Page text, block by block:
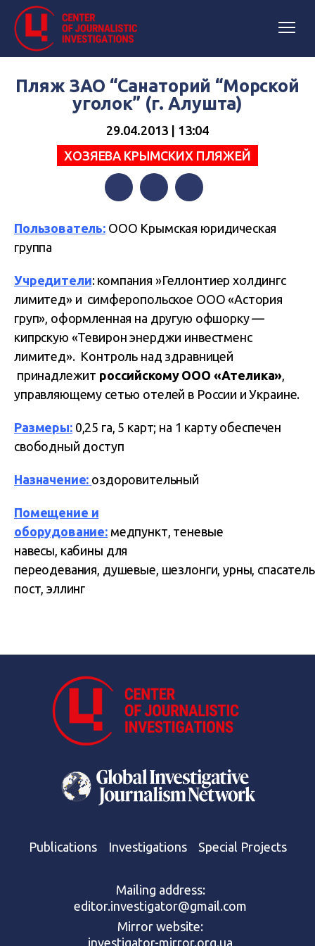
Пляж ЗАО “Санаторий “Морской
уголок” (г. Алушта)
29.04.2013 | 13:04
ХОЗЯЕВА КРЫМСКИХ ПЛЯЖЕЙ
Пользователь: ООО Крымская юридическая
группа
Учредители: компания »Геллонтиер холдингс
лимитед» и симферопольское ООО «Астория
груп», оформленная на другую офшорку —
кипрскую «Тевирон энерджи инвестменс
лимитед». Контроль над здравницей
принадлежит российскому ООО «Ателика»,
управляющему сетью отелей в России и Украине.
Размеры:0,25 га, 5 карт; на 1 карту обеспечен
свободный доступ
Назначение: оздоровительный
Помещение и
оборудование: медпункт, теневые
навесы, кабины для
переодевания, душевые, шезлонги, урны,
пост, эллинг
Publications Investigations Special Projects
Mailing address:
editor.investigator@gmail.com
Mirror website:
investigator-mirror.org.ua